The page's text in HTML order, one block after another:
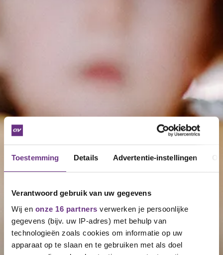
Toestemming Details Advertentie-instellingen
Verantwoord gebruik van uw gegevens
Wij en onze 16 partners verwerken je persoonlijke
gegevens (bijv. uw IP-adres) met behulp van
technologieën zoals cookies om informatie op uw
apparaat op te slaan en te gebruiken met als doel